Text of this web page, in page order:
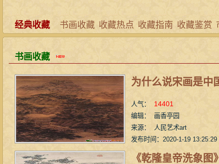
经典收藏 书画收藏 收藏热点 收藏指南 收藏鉴赏
书画收藏
为什么说宋画是中
人气： 14401
编辑： 画香亭园
来源： 人民艺术art
发布时间：2020-1-19 13:25:29
《乾隆皇帝洗象